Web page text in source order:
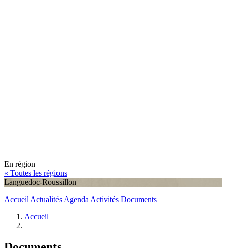
En région
« Toutes les régions
Languedoc-Roussillon
Accueil Actualités Agenda Activités Documents
Accueil